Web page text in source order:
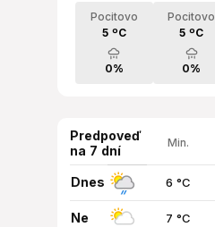
Pocitovo
5 ºC
0%
Pocitovo
5 ºC
0%
Predpoveď
na 7 dní
Min.
Dnes 6 °C
Ne 7 °C